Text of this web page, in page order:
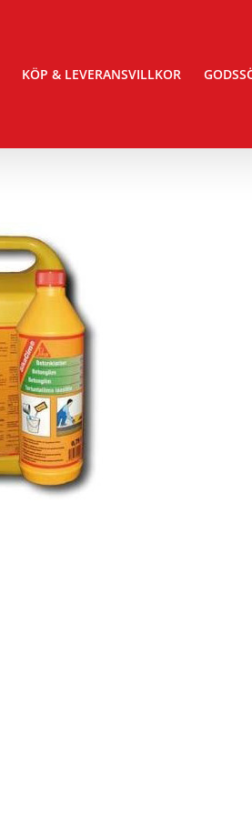
KÖP & LEVERANSVILLKOR